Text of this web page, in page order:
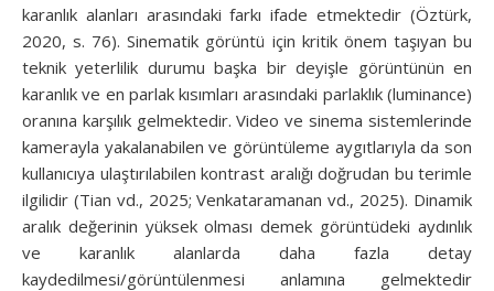
karanlık alanları arasındaki farkı ifade etmektedir (Öztürk,
2020, s. 76). Sinematik görüntü için kritik önem taşıyan bu
teknik yeterlilik durumu başka bir deyişle görüntünün en
karanlık ve en parlak kısımları arasındaki parlaklık (luminance)
oranına karşılık gelmektedir. Video ve sinema sistemlerinde
kamerayla yakalanabilen ve görüntüleme aygıtlarıyla da son
kullanıcıya ulaştırılabilen kontrast aralığı doğrudan bu terimle
ilgilidir (Tian vd., 2025; Venkataramanan vd., 2025). Dinamik
aralık değerinin yüksek olması demek görüntüdeki aydınlık
ve karanlık alanlarda daha fazla detay
kaydedilmesi/görüntülenmesi anlamına gelmektedir